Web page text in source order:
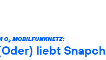
O2 MOBILFUNKNETZ:
liebt